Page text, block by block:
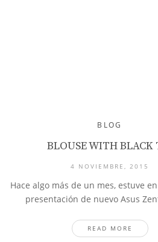
BLOG
BLOUSE WITH BLACK
4 NOVIEMBRE, 2015
Hace algo más de un mes, estuve
presentación de nuevo Asus
READ MORE